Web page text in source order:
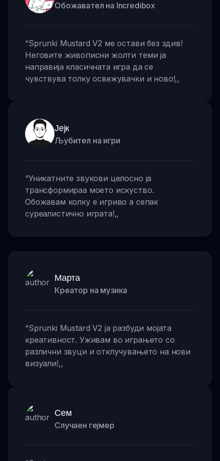
Обожавател на Incredibox
“Sprunki Mustard V2 ме остави без здив!
Неговите живописни жолти теми ја
направија класичната игра да се
чувствува толку освежувачки и ново!,,
Јејк
Љубител на игри
“Уникатните звукови целосно ја
трансформираа моето искуство.
Обожавам колку е игриво a сепак
суреалистично играта!,,
Марта
Креатор на музика
“Sprunki Mustard V2 ја разбуди мојата
креативност. Уживам во играњето со
различни звуци и отклучувањето на нови
визуали!,,
Сем
Случаен гејмер